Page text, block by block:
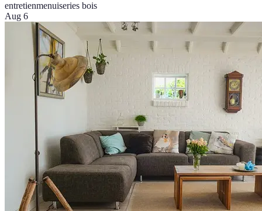
entretienmenuiseries bois
Aug 6